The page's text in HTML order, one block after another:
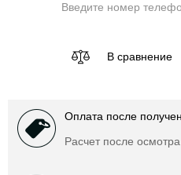
Введите номер
В сравнение
Оплата после
Расчет после